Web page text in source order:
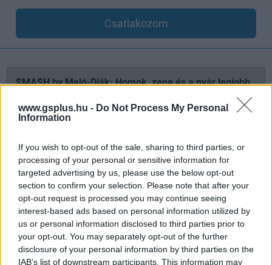
www.gsplus.hu - Do Not Process My Personal
Information
If you wish to opt-out of the sale, sharing to third parties, or
processing of your personal or sensitive information for
targeted advertising by us, please use the below opt-out
section to confirm your selection. Please note that after your
opt-out request is processed you may continue seeing
interest-based ads based on personal information utilized by
us or personal information disclosed to third parties prior to
your opt-out. You may separately opt-out of the further
disclosure of your personal information by third parties on the
IAB’s list of downstream participants. This information may
Csatlakozom
SMASH by Meló-Diák: Homok, zene és a nyár legjobb
Július végén folytatódik a balatoni strandröplabda-
sorozat.
Címkék: #hbo max
columbus
#j.k. rowling